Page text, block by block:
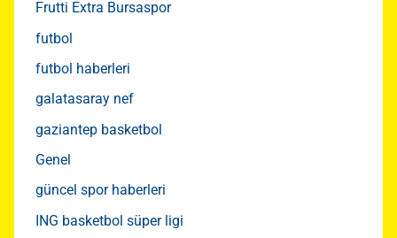
Frutti Extra Bursaspor
futbol
futbol haberleri
galatasaray nef
gaziantep basketbol
Genel
güncel spor haberleri
ING basketbol süper ligi